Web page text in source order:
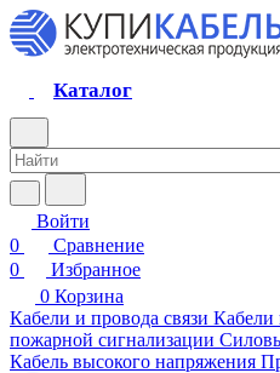
Каталог
Войти
0
Сравнение
0
Избранное
0 Корзина
Кабели и провода связи Кабели
пожарной сигнализации
Кабель высокого напряжения